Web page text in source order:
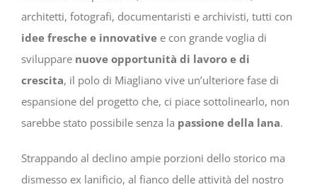
architetti, fotografi, documentaristi e archivisti, tutti con
idee fresche e innovative e con grande voglia di
sviluppare nuove opportunità di lavoro e di
crescita, il polo di Miagliano vive un’ulteriore fase di
espansione del progetto che, ci piace sottolinearlo, non
sarebbe stato possibile senza la passione della lana.
Strappando al declino ampie porzioni dello storico ma
dismesso ex lanificio, al fianco delle attività del nostro